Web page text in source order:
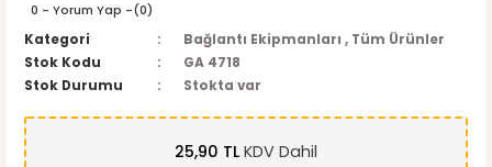
0 - Yorum Yap -(0)
Kategori
Bağlantı Ekipmanları , Tüm Ürünler
Stok Kodu
GA 4718
Stok Durumu
Stokta var
25,90 TL KDV Dahil